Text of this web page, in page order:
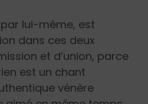
lui-même, est
dans ces deux
et d’union, parce
est un chant
vénère